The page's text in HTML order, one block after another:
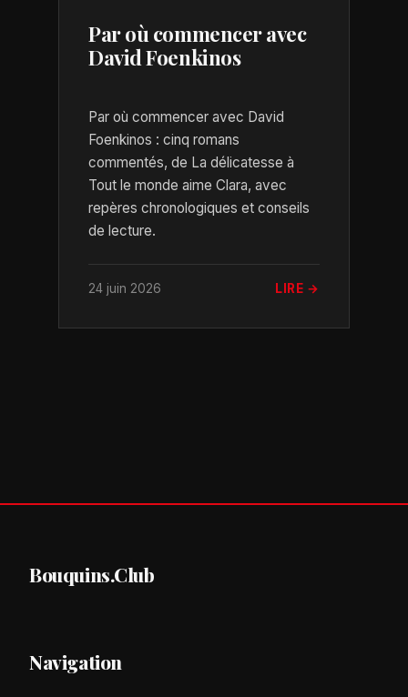
Par où commencer avec
David Foenkinos
Par où commencer avec David
Foenkinos : cinq romans
commentés, de La délicatesse à
Tout le monde aime Clara, avec
repères chronologiques et conseils
de lecture.
24 juin 2026 LIRE →
Bouquins.Club
Navigation